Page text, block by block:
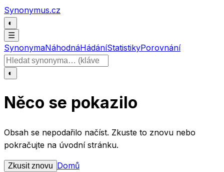
Přeskočit na obsah
Synonymus.cz
◐
☰
SynonymaNáhodnáHádáníStatistikyPorovnání
Hledat slovo
◐
Něco se pokazilo
Obsah se nepodařilo načíst. Zkuste to znovu nebo
pokračujte na úvodní stránku.
Zkusit znovu Domů